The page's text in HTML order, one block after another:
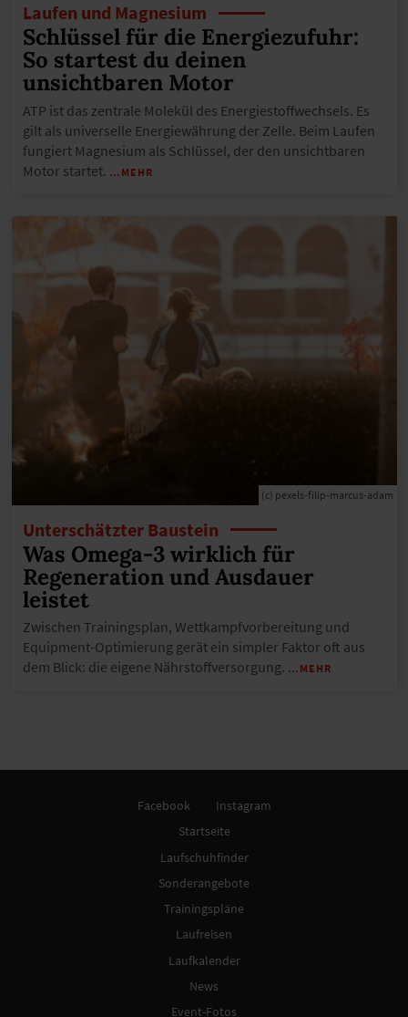
Laufen und Magnesium
Schlüssel für die Energiezufuhr:
So startest du deinen
unsichtbaren Motor
ATP ist das zentrale Molekül des Energiestoffwechsels. Es
gilt als universelle Energiewährung der Zelle. Beim Laufen
fungiert Magnesium als Schlüssel, der den unsichtbaren
Motor startet. …MEHR
(c) pexels-filip-marcus-adam
Unterschätzter Baustein
Was Omega-3 wirklich für
Regeneration und Ausdauer
leistet
Zwischen Trainingsplan, Wettkampfvorbereitung und
Equipment-Optimierung gerät ein simpler Faktor oft aus
dem Blick: die eigene Nährstoffversorgung. …MEHR
Facebook
Instagram
Startseite
Laufschuhfinder
Sonderangebote
Trainingspläne
Laufreisen
Laufkalender
News
Event-Fotos